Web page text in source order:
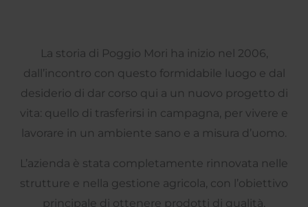
La storia di Poggio Mori ha inizio nel 2006,
dall’incontro con questo formidabile luogo e dal
desiderio di dar corso qui a un nuovo progetto di
vita: quello di trasferirsi in campagna, per vivere e
lavorare in un ambiente sano e a misura d’uomo.
L’azienda è stata completamente rinnovata nelle
strutture e nella gestione agricola, con l’obiettivo
principale di ottenere prodotti di qualità,